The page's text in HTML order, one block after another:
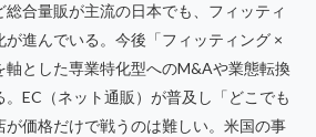
総合量販が主流の日本でも、フィッティ
が進んでいる。今後「フィッティング ×
軸とした専業特化型へのM&Aや業態転換
EC（ネット通販）が普及し「どこでも
が価格だけで戦うのは難しい。米国の事